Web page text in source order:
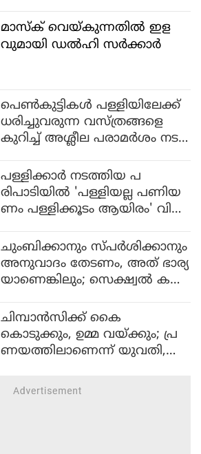
മാസ്‌ക് വെയ്കുന്നതില്‍ ഇള
വുമായി ഡല്‍ഹി സര്‍ക്കാര്‍
പെണ്‍കുട്ടികള്‍ പള്ളിയിലേക്ക്
ധരിച്ചുവരുന്ന വസ്ത്രങ്ങളെ
കുറിച്ച് അശ്ലീല പരാമര്‍ശം നട
റുപടിയുമായി യുവതി;
വീഡിയോ സോഷ്യല്‍ മീഡിയ
യില്‍ വൈറല്‍
പള്ളിക്കാര്‍ നടത്തിയ പ
രിപാടിയില്‍ 'പള്ളിയല്ല പണിയ
ണം പള്ളിക്കൂടം ആയിരം' വിപ്ല
മിടുക്കന്‍; വീഡിയോ വൈറല്‍
ചുംബിക്കാനും സ്പര്‍ശിക്കാനും
അനുവാദം തേടണം, അത് ഭാര്യ
യാണെങ്കിലും; സെക്ഷ്വല്‍ ക
റിഞ്ഞിരിക്കാം
ചിമ്പാന്‍സിക്ക് കൈ
കൊടുക്കും, ഉമ്മ വയ്ക്കും; പ്ര
ണയത്തിലാണെന്ന് യുവതി,
രുതെന്ന് അധികൃതര്‍